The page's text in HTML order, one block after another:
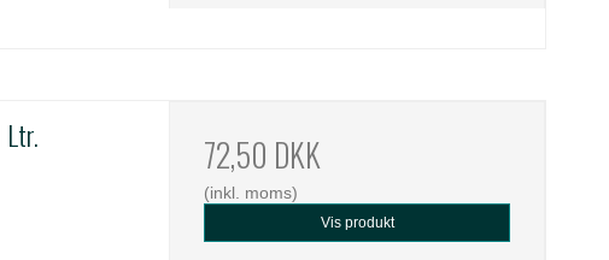
Ltr. 72,50 DKK
(inkl. moms)
Vis produkt